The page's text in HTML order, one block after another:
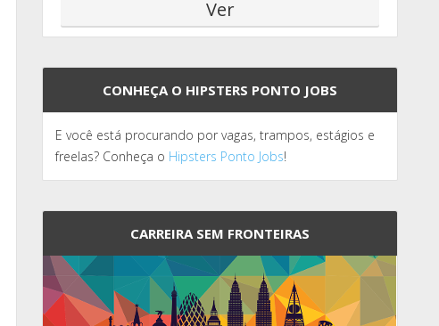
CONHEÇA O HIPSTERS PONTO JOBS
E você está procurando por vagas, trampos, estágios e
freelas? Conheça o Hipsters Ponto Jobs!
CARREIRA SEM FRONTEIRAS